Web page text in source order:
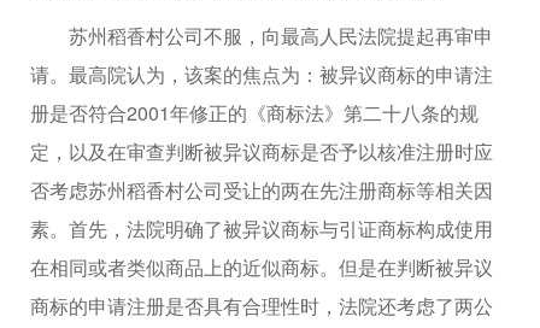
苏州稻香村公司不服，向最高人民法院提起再审申
请。最高院认为，该案的焦点为：被异议商标的申请注
册是否符合2001年修正的《商标法》第二十八条的规
定，以及在审查判断被异议商标是否予以核准注册时应
否考虑苏州稻香村公司受让的两在先注册商标等相关因
素。首先，法院明确了被异议商标与引证商标构成使用
在相同或者类似商品上的近似商标。但是在判断被异议
商标的申请注册是否具有合理性时，法院还考虑了两公